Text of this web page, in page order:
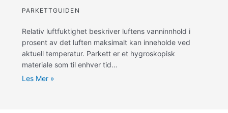
PARKETTGUIDEN
Relativ luftfuktighet beskriver luftens vanninnhold i
prosent av det luften maksimalt kan inneholde ved
aktuell temperatur. Parkett er et hygroskopisk
materiale som til enhver tid…
Les Mer »